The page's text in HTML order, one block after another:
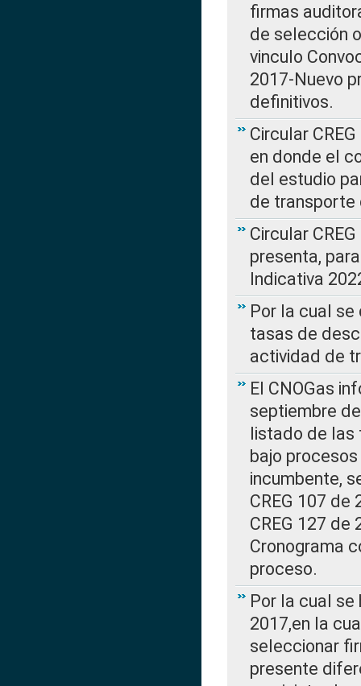
firmas
de selección
vinculo
2017-Nuevo
definitivos.
Circular
en donde el
del estudio
de transporte
Circular
presenta,
Indicativa
Por la cual
tasas de
actividad de
El CNOGas
septiembre
listado de las
bajo
incumbente,
CREG 107
CREG 127 de
Cronograma
proceso.
Por la cual se
2017,en la
seleccionar
presente